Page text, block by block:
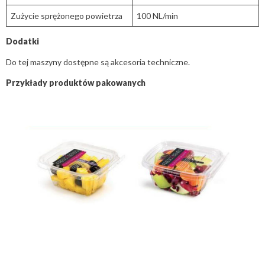
Zużycie sprężonego powietrza 100 NL/min
Dodatki
Do tej maszyny dostępne są akcesoria techniczne.
Przykłady produktów pakowanych